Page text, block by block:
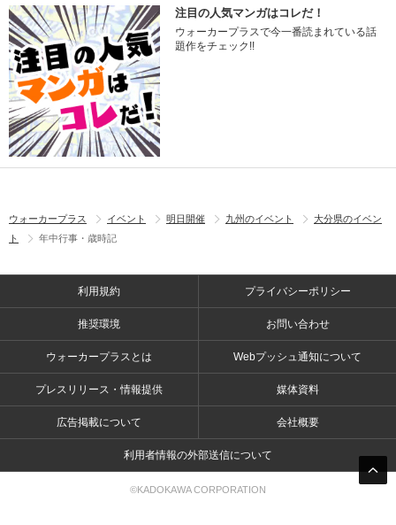
注目の人気マンガはコレだ！
ウォーカープラスで今一番読まれている話
題作をチェック!!
ウォーカープラス イベント 明日開催 九州のイベント
大分県のイベン
ト
年中行事・歳時記
利用規約 プライバシーポリシー
推奨環境 お問い合わせ
ウォーカープラスとは Webプッシュ通知について
プレスリリース・情報提供 媒体資料
広告掲載について 会社概要
利用者情報の外部送信について
©KADOKAWA CORPORATION